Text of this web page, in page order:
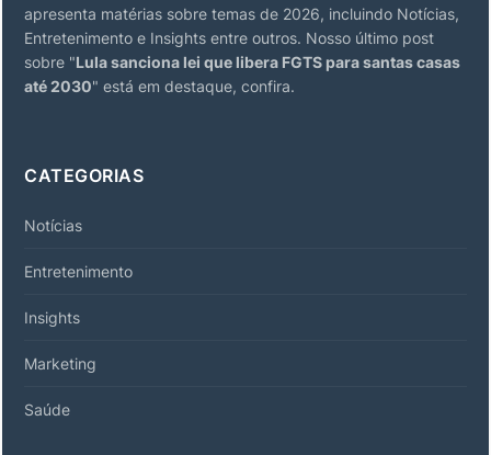
apresenta matérias sobre temas de 2026, incluindo Notícias,
Entretenimento e Insights entre outros. Nosso último post
sobre "Lula sanciona lei que libera FGTS para santas casas
até 2030" está em destaque, confira.
CATEGORIAS
Notícias
Entretenimento
Insights
Marketing
Saúde